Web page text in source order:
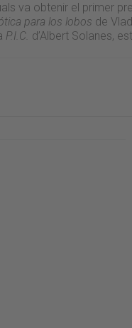
va obtenir el primer
para los lobos de
P.I.C. d’Albert Solanes,